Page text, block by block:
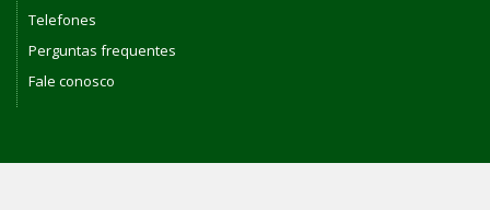
Telefones
Perguntas frequentes
Fale conosco